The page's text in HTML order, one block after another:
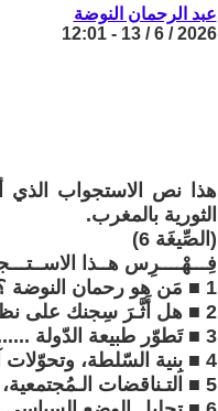
عبد الرحمان النوضة
2026 / 6 / 13 - 12:01
هذا نص الاستجواب الذي
الثورية بالمغرب.
(الصِّيغَة 6)
فِـــهْــــرِس هــذا
1 ■ مَن هو رحمان النوضة ؟ ......................................................2
2 ■ هل أَثَّـرَ سِجنك على نظرياتـك ؟ ..............................................3
3 ■ تَطوّر طبيعة الدّولة ..............................................................4
4 ■ بِنية السّلطة، وتحوّلات آليّات الحكم ......................................7
5 ■ التـناقضات الـمُجتمعية، وعلاقة الدولة بالطّبقات .....................11